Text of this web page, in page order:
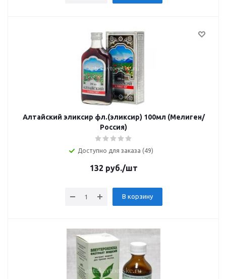
Алтайский эликсир фл.(эликсир) 100мл (Мелиген/
Россия)
Доступно для заказа (49)
132 руб./шт
В корзину